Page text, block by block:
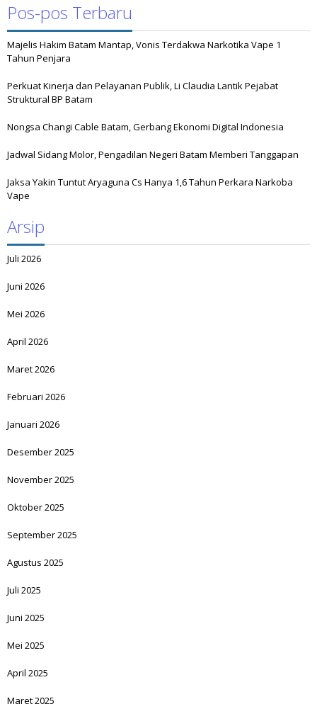
Pos-pos Terbaru
Majelis Hakim Batam Mantap, Vonis Terdakwa Narkotika Vape 1
Tahun Penjara
Perkuat Kinerja dan Pelayanan Publik, Li Claudia Lantik Pejabat
Struktural BP Batam
Nongsa Changi Cable Batam, Gerbang Ekonomi Digital Indonesia
Jadwal Sidang Molor, Pengadilan Negeri Batam Memberi Tanggapan
Jaksa Yakin Tuntut Aryaguna Cs Hanya 1,6 Tahun Perkara Narkoba
Vape
Arsip
Juli 2026
Juni 2026
Mei 2026
April 2026
Maret 2026
Februari 2026
Januari 2026
Desember 2025
November 2025
Oktober 2025
September 2025
Agustus 2025
Juli 2025
Juni 2025
Mei 2025
April 2025
Maret 2025